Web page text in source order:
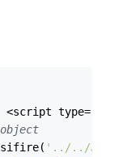
<script type=
'../../Js/